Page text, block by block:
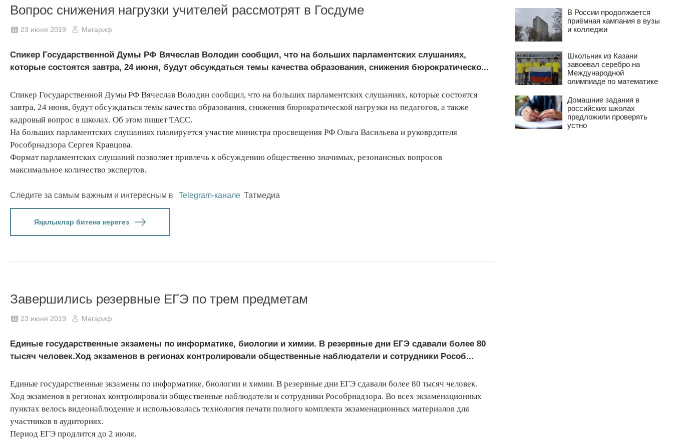
Вопрос снижения нагрузки учителей рассмотрят в Госдуме
23 июня 2019 Мәгариф
Спикер Государственной Думы РФ Вячеслав Володин сообщил, что на больших парламентских слушаниях,
которые состоятся завтра, 24 июня, будут обсуждаться темы качества образования, снижения бюрократическо...
Спикер Государственной Думы РФ Вячеслав Володин сообщил, что на больших парламентских слушаниях, которые состоятся
завтра, 24 июня, будут обсуждаться темы качества образования, снижения бюрократической нагрузки на педагогов, а также
кадровый вопрос в школах. Об этом пишет ТАСС.
На больших парламентских слушаниях планируется участие министра просвещения РФ Ольга Васильева и руковрдителя
Рособрнадзора Сергея Кравцова.
Формат парламентских слушаний позволяет привлечь к обсуждению общественно значимых, резонансных вопросов
максимальное количество экспертов.
Следите за самым важным и интересным в Telegram-канале Татмедиа
Яңалыклар битенә керегез
Завершились резервные ЕГЭ по трем предметам
23 июня 2019 Мәгариф
Единые государственные экзамены по информатике, биологии и химии. В резервные дни ЕГЭ сдавали более 80
тысяч человек.Ход экзаменов в регионах контролировали общественные наблюдатели и сотрудники Рособ...
Единые государственные экзамены по информатике, биологии и химии. В резервные дни ЕГЭ сдавали более 80 тысяч человек.
Ход экзаменов в регионах контролировали общественные наблюдатели и сотрудники Рособрнадзора. Во всех экзаменационных
пунктах велось видеонаблюдение и использовалась технология печати полного комплекта экзаменационных материалов для
участников в аудиториях.
Период ЕГЭ продлится до 2 июля.
В России продолжается
приёмная кампания в вузы
и колледжи
Школьник из Казани
завоевал серебро на
Международной
олимпиаде по математике
Домашние задания в
российских школах
предложили проверять
устно